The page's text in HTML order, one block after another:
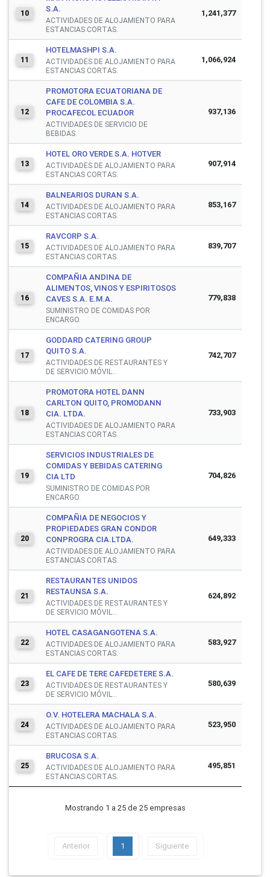
10
S.A.
ACTIVIDADES DE ALOJAMIENTO PARA
ESTANCIAS CORTAS.
1,241,377
11
HOTELMASHPI S.A.
ACTIVIDADES DE ALOJAMIENTO PARA
ESTANCIAS CORTAS.
1,066,924
12
PROMOTORA ECUATORIANA DE
CAFE DE COLOMBIA S.A.
PROCAFECOL ECUADOR
ACTIVIDADES DE SERVICIO DE
BEBIDAS.
937,136
13
HOTEL ORO VERDE S.A. HOTVER
ACTIVIDADES DE ALOJAMIENTO PARA
ESTANCIAS CORTAS.
907,914
14
BALNEARIOS DURAN S.A.
ACTIVIDADES DE ALOJAMIENTO PARA
ESTANCIAS CORTAS.
853,167
15
RAVCORP S.A.
ACTIVIDADES DE ALOJAMIENTO PARA
ESTANCIAS CORTAS.
839,707
16
COMPAÑIA ANDINA DE
ALIMENTOS, VINOS Y ESPIRITOSOS
CAVES S.A. E.M.A.
SUMINISTRO DE COMIDAS POR
ENCARGO.
779,838
17
GODDARD CATERING GROUP
QUITO S.A.
ACTIVIDADES DE RESTAURANTES Y
DE SERVICIO MÓVIL...
742,707
18
PROMOTORA HOTEL DANN
CARLTON QUITO, PROMODANN
CIA. LTDA.
ACTIVIDADES DE ALOJAMIENTO PARA
ESTANCIAS CORTAS.
733,903
19
SERVICIOS INDUSTRIALES DE
COMIDAS Y BEBIDAS CATERING
CIA LTD
SUMINISTRO DE COMIDAS POR
ENCARGO.
704,826
20
COMPAÑIA DE NEGOCIOS Y
PROPIEDADES GRAN CONDOR
CONPROGRA CIA.LTDA.
ACTIVIDADES DE ALOJAMIENTO PARA
ESTANCIAS CORTAS.
649,333
21
RESTAURANTES UNIDOS
RESTAUNSA S.A.
ACTIVIDADES DE RESTAURANTES Y
DE SERVICIO MÓVIL...
624,892
22
HOTEL CASAGANGOTENA S.A.
ACTIVIDADES DE ALOJAMIENTO PARA
ESTANCIAS CORTAS.
583,927
23
EL CAFE DE TERE CAFEDETERE S.A.
ACTIVIDADES DE RESTAURANTES Y
DE SERVICIO MÓVIL...
580,639
24
O.V. HOTELERA MACHALA S.A.
ACTIVIDADES DE ALOJAMIENTO PARA
ESTANCIAS CORTAS.
523,950
25
BRUCOSA S.A.
ACTIVIDADES DE ALOJAMIENTO PARA
ESTANCIAS CORTAS.
495,851
Mostrando 1 a 25 de 25 empresas
Anterior 1 Siguiente